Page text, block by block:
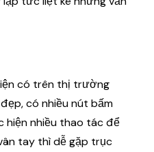
có trên thị trường
có nhiều nút bấm
hiện nhiều thao tác để
tay thì dễ gặp trục